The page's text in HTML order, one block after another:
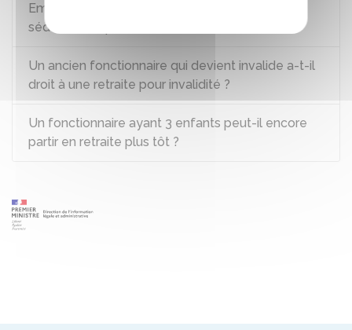
Emplois publics de catégories active et
sédentaire : quelle différence ?
Un ancien fonctionnaire qui devient invalide a-t-il
droit à une retraite pour invalidité ?
Un fonctionnaire ayant 3 enfants peut-il encore
partir en retraite plus tôt ?